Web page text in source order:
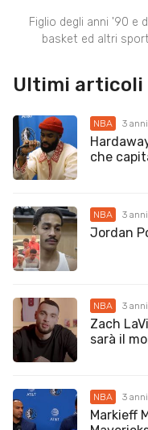
Figlio degli anni '90 e
basket ed altri
Ultimi articoli
NBA 3
che
NBA 3
Jordan
NBA 3
Zach
sarà il
NBA 3
Markieff